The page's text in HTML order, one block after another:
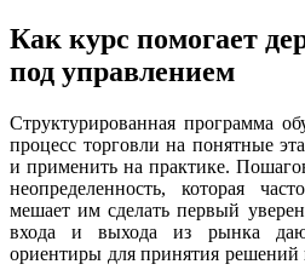
Как курс помогает
под управлением
Структурированная программа
процесс торговли на понятные
и применить на практике.
неопределенность, которая
мешает им сделать первый
входа и выхода из рынка
ориентиры для принятия решений